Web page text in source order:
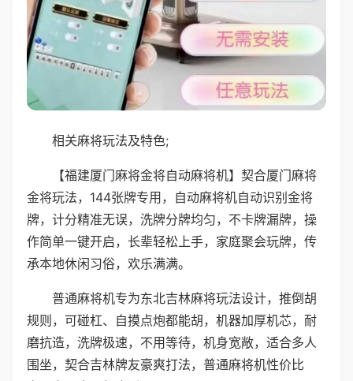
相关麻将玩法及特色;
【福建厦门麻将金将自动麻将机】契合厦门麻将
金将玩法，144张牌专用，自动麻将机自动识别金将
牌，计分精准无误，洗牌分牌均匀，不卡牌漏牌，操
作简单一键开启，长辈轻松上手，家庭聚会玩牌，传
承本地休闲习俗，欢乐满满。
普通麻将机专为东北吉林麻将玩法设计，推倒胡
规则，可碰杠、自摸点炮都能胡，机器加厚机芯，耐
磨抗造，洗牌极速，不用等待，机身宽敞，适合多人
围坐，契合吉林牌友豪爽打法，普通麻将机性价比